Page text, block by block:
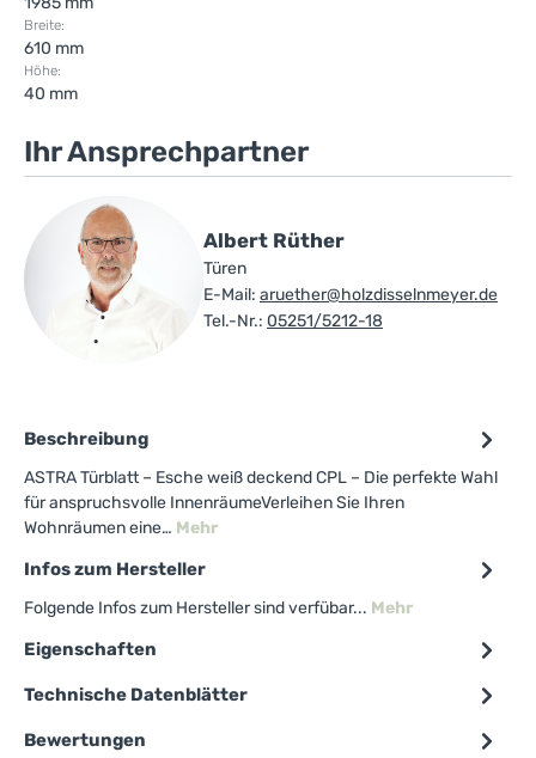
Breite:
610 mm
Höhe:
40 mm
Ihr Ansprechpartner
Albert Rüther
Türen
E-Mail: aruether@holzdisselnmeyer.de
Tel.-Nr.: 05251/5212-18
Beschreibung
ASTRA Türblatt – Esche weiß deckend CPL – Die perfekte Wahl
für anspruchsvolle InnenräumeVerleihen Sie Ihren
Wohnräumen eine… Mehr
Infos zum Hersteller
Folgende Infos zum Hersteller sind verfübar... Mehr
Eigenschaften
Technische Datenblätter
Bewertungen